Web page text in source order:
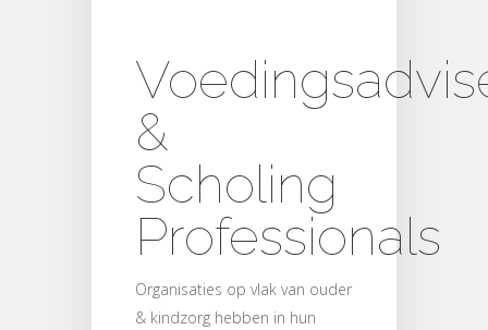
&
Scholing
Professionals
Organisaties op vlak van ouder
& kindzorg hebben in hun